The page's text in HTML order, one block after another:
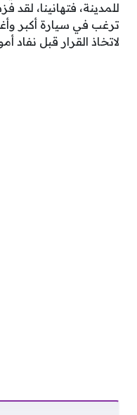
للمدينة، فتهانينا، لقد
ترغب في سيارة أكبر
لاتخاذ القرار قبل نفاد